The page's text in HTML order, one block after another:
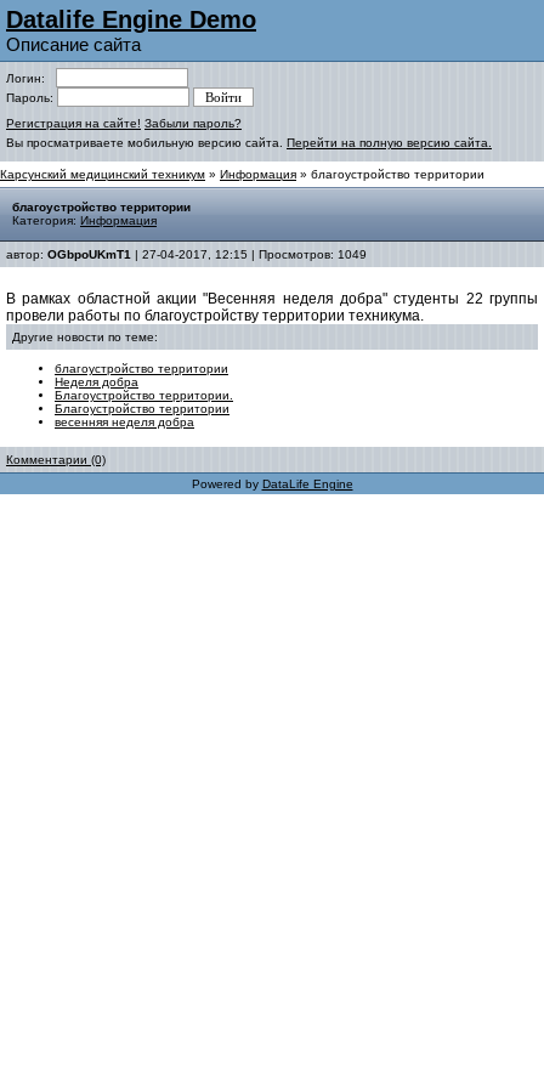
Datalife Engine Demo
Описание сайта
Логин:
Пароль:
Регистрация на сайте! Забыли пароль?
Вы просматриваете мобильную версию сайта. Перейти на полную версию сайта.
Карсунский медицинский техникум » Информация » благоустройство территории
благоустройство территории
Категория: Информация
автор: OGbpoUKmT1 | 27-04-2017, 12:15 | Просмотров: 1049
В рамках областной акции "Весенняя неделя добра" студенты 22 группы
провели работы по благоустройству территории техникума.
Другие новости по теме:
благоустройство территории
Неделя добра
Благоустройство территории.
Благоустройство территории
весенняя неделя добра
Комментарии (0)
Powered by DataLife Engine